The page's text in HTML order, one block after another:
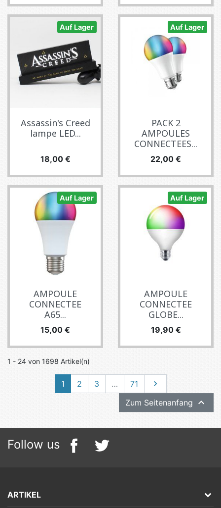
Auf Lager
Assassin's Creed
lampe LED...
Preis
18,00 €
Auf Lager
PACK 2
AMPOULES
CONNECTEES...
Preis
22,00 €
Auf Lager
AMPOULE
CONNECTEE
A65...
Preis
15,00 €
Auf Lager
AMPOULE
CONNECTEE
GLOBE...
Preis
19,90 €
1 - 24 von 1698 Artikel(n)
1 2 3 … 71 Weiter

Zum Seitenanfang 
Follow us
ARTIKEL